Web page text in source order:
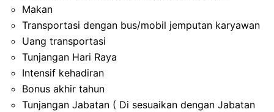
Makan
Transportasi dengan bus/mobil jemputan karyawan
Uang transportasi
Tunjangan Hari Raya
Intensif kehadiran
Bonus akhir tahun
Tunjangan Jabatan ( Di sesuaikan dengan Jabatan